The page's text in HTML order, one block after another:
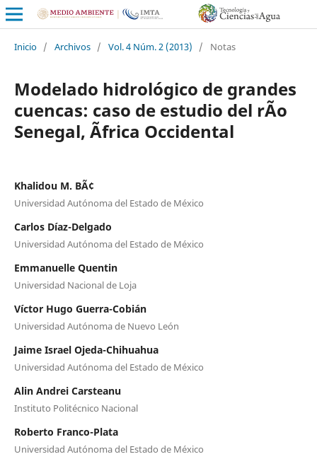
Inicio / Archivos / Vol. 4 Núm. 2 (2013) / Notas
Modelado hidrológico de grandes
cuencas: caso de estudio del rÃ­o
Senegal, Ãfrica Occidental
Khalidou M. BÃ¢
Universidad Autónoma del Estado de México
Carlos Díaz-Delgado
Universidad Autónoma del Estado de México
Emmanuelle Quentin
Universidad Nacional de Loja
Víctor Hugo Guerra-Cobián
Universidad Autónoma de Nuevo León
Jaime Israel Ojeda-Chihuahua
Universidad Autónoma del Estado de México
Alin Andrei Carsteanu
Instituto Politécnico Nacional
Roberto Franco-Plata
Universidad Autónoma del Estado de México